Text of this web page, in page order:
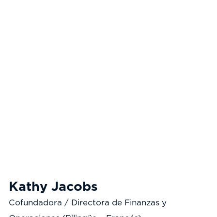
Kathy Jacobs
Cofundadora / Directora de Finanzas y